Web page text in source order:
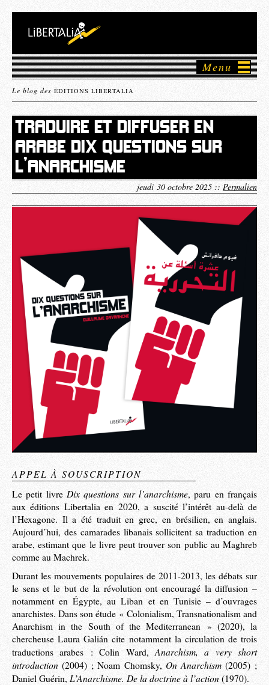
Menu
Le blog des ÉDITIONS LIBERTALIA
TRADUIRE ET DIFFUSER EN
ARABE DIX QUESTIONS SUR
L’ANARCHISME
jeudi 30 octobre 2025 ::Permalien
APPEL À SOUSCRIPTION
Le petit livre Dix questions sur l’anarchisme, paru en français
aux éditions Libertalia en 2020, a suscité l’intérêt au-delà de
l’Hexagone. Il a été traduit en grec, en brésilien, en anglais.
Aujourd’hui, des camarades libanais sollicitent sa traduction en
arabe, estimant que le livre peut trouver son public au Maghreb
comme au Machrek.
Durant les mouvements populaires de 2011-2013, les débats sur
le sens et le but de la révolution ont encouragé la diffusion –
notamment en Égypte, au Liban et en Tunisie – d’ouvrages
anarchistes. Dans son étude « Colonialism, Transnationalism and
Anarchism in the South of the Mediterranean » (2020), la
chercheuse Laura Galián cite notamment la circulation de trois
traductions arabes : Colin Ward,Anarchism, a very short
introduction (2004) ; Noam Chomsky, On Anarchism(2005) ;
Daniel Guérin, L’Anarchisme. De la doctrine à l’action (1970).